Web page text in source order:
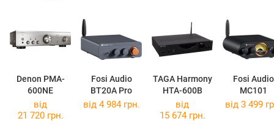
Denon PMA-
600NE
Fosi Audio
BT20A Pro
TAGA Harmony
HTA-600B
Fosi Audio
MC101
від
21 720 грн.
від 4 984 грн.
від
15 674 грн.
від 3 499